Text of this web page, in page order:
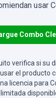
usar
Combo
verifica si su
el producto
licencia para